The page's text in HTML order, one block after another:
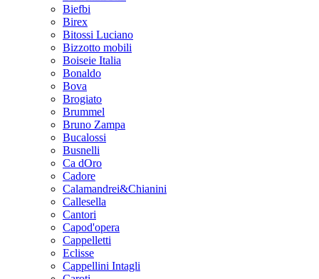
Biefbi
Birex
Bitossi Luciano
Bizzotto mobili
Boiseie Italia
Bonaldo
Bova
Brogiato
Brummel
Bruno Zampa
Bucalossi
Busnelli
Ca dOro
Cadore
Calamandrei&Chianini
Callesella
Cantori
Capod'opera
Cappelletti
Eclisse
Cappellini Intagli